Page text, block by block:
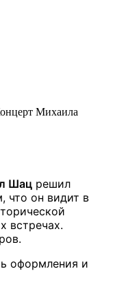
Михаила
Шац решил
что он видит в
встречах.
оформления и